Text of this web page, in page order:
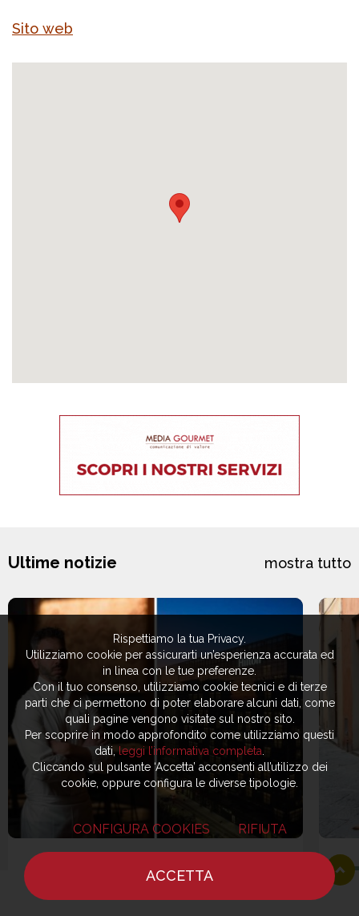
Sito web
Ultime notizie mostra tutto
Rispettiamo la tua Privacy.
Utilizziamo cookie per assicurarti un’esperienza accurata ed
in linea con le tue preferenze.
Con il tuo consenso, utilizziamo cookie tecnici e di terze
parti che ci permettono di poter elaborare alcuni dati, come
quali pagine vengono visitate sul nostro sito.
Per scoprire in modo approfondito come utilizziamo questi
dati,leggi l’informativa completa
Cliccando sul pulsante ‘Accetta’ acconsenti all’utilizzo dei
cookie, oppure configura le diverse tipologie.
CONFIGURA COOKIES RIFIUTA
ACCETTA